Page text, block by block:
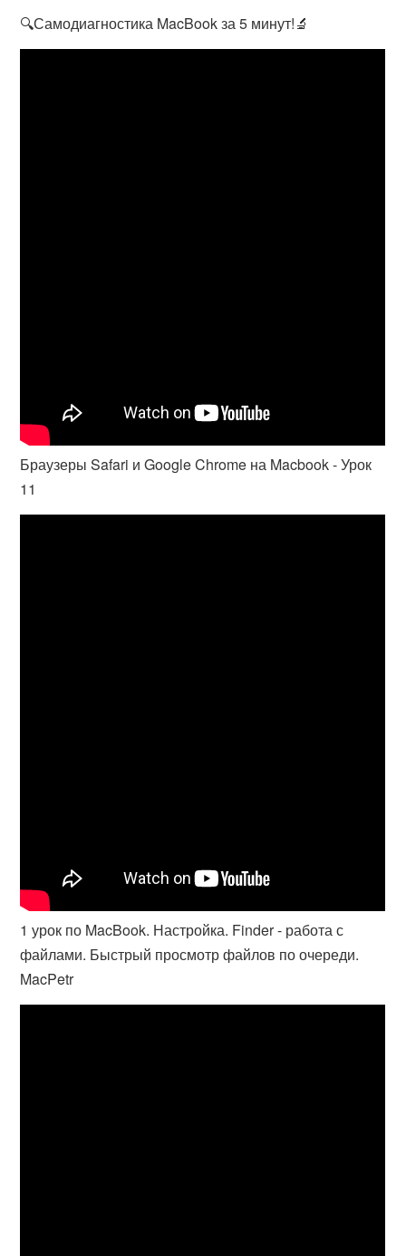
🔍Самодиагностика MacBook за 5 минут!🔬
Браузеры Safari и Google Chrome на Macbook - Урок
11
1 урок по MacBook. Настройка. Finder - работа с
файлами. Быстрый просмотр файлов по очереди.
MacPetr